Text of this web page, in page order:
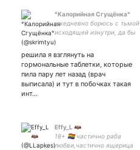
°Калорийная Сгущёнка°
ежедневно борюсь с тьмой
исходящей изнутри, да бы
не погрязнуть в этом
добро, stray kids и тебя💫 ⠀
⠀⠀ /второй акк -
решила я взглянуть на
гормональные таблетки, которые
пила пару лет назад (врач
выписала) и тут в побочках такая
инт…
Effy_L 🦇
18+ 🏳️‍🌈 частично раба
любви,частично ящерица